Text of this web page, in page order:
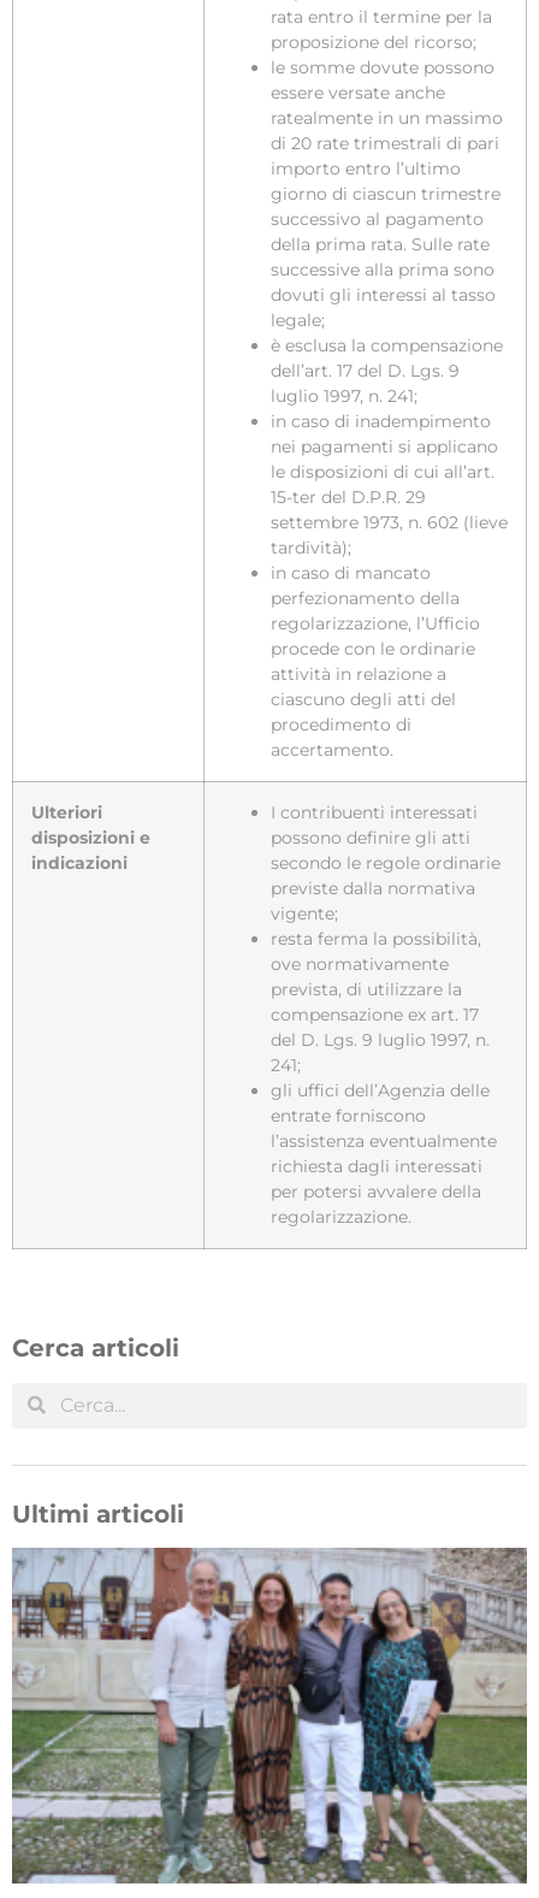
rata entro il termine per la
proposizione del ricorso;
le somme dovute possono
essere versate anche
ratealmente in un massimo
di 20 rate trimestrali di pari
importo entro l’ultimo
giorno di ciascun trimestre
successivo al pagamento
della prima rata. Sulle rate
successive alla prima sono
dovuti gli interessi al tasso
legale;
è esclusa la compensazione
dell’art. 17 del D. Lgs. 9
luglio 1997, n. 241;
in caso di inadempimento
nei pagamenti si applicano
le disposizioni di cui all’art.
15-ter del D.P.R. 29
settembre 1973, n. 602 (lieve
tardività);
in caso di mancato
perfezionamento della
regolarizzazione, l’Ufficio
procede con le ordinarie
attività in relazione a
ciascuno degli atti del
procedimento di
accertamento.
Ulteriori
disposizioni e
indicazioni
I contribuenti interessati
possono definire gli atti
secondo le regole ordinarie
previste dalla normativa
vigente;
resta ferma la possibilità,
ove normativamente
prevista, di utilizzare la
compensazione ex art. 17
del D. Lgs. 9 luglio 1997, n.
241;
gli uffici dell’Agenzia delle
entrate forniscono
l’assistenza eventualmente
richiesta dagli interessati
per potersi avvalere della
regolarizzazione.
Cerca articoli
Ultimi articoli